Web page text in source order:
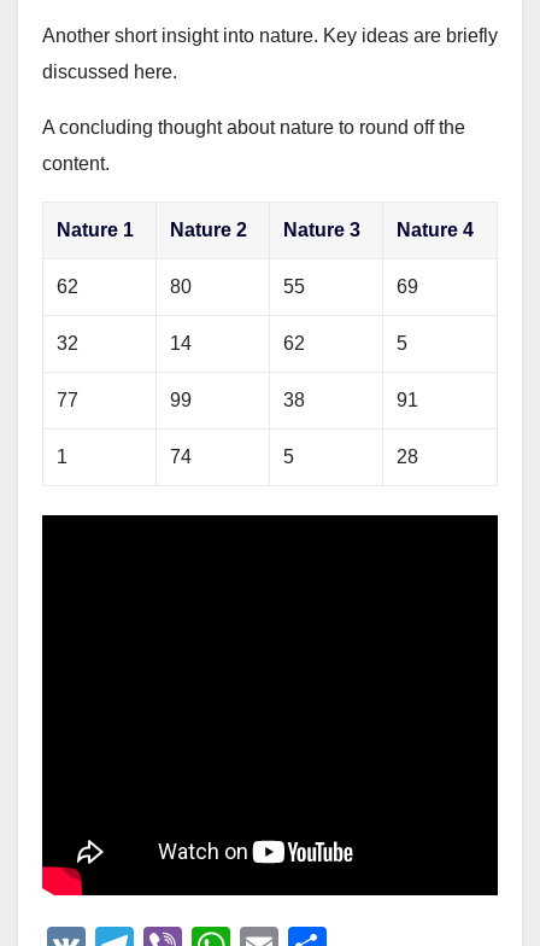
Another short insight into nature. Key ideas are briefly
discussed here.
A concluding thought about nature to round off the
content.
Nature 1 Nature 2 Nature 3 Nature 4
62 80 55 69
32 14 62 5
77 99 38 91
1 74 5 28